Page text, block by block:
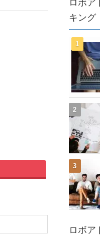
ロボア
キング
ロボア